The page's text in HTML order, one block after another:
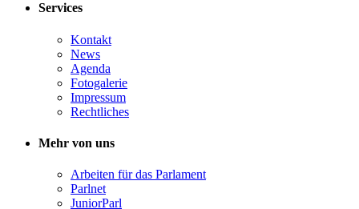
Services
Kontakt
News
Agenda
Fotogalerie
Impressum
Rechtliches
Mehr von uns
Arbeiten für das Parlament
Parlnet
JuniorParl